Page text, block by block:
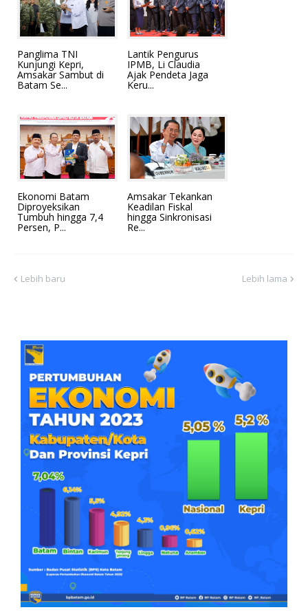
Panglima TNI
Kunjungi Kepri,
Amsakar Sambut di
Batam Se...
Lantik Pengurus
IPMB, Li Claudia
Ajak Pendeta Jaga
Keru...
Ekonomi Batam
Diproyeksikan
Tumbuh hingga 7,4
Persen, P...
Amsakar Tekankan
Keadilan Fiskal
hingga Sinkronisasi
Re...
Lebih baru Lebih lama